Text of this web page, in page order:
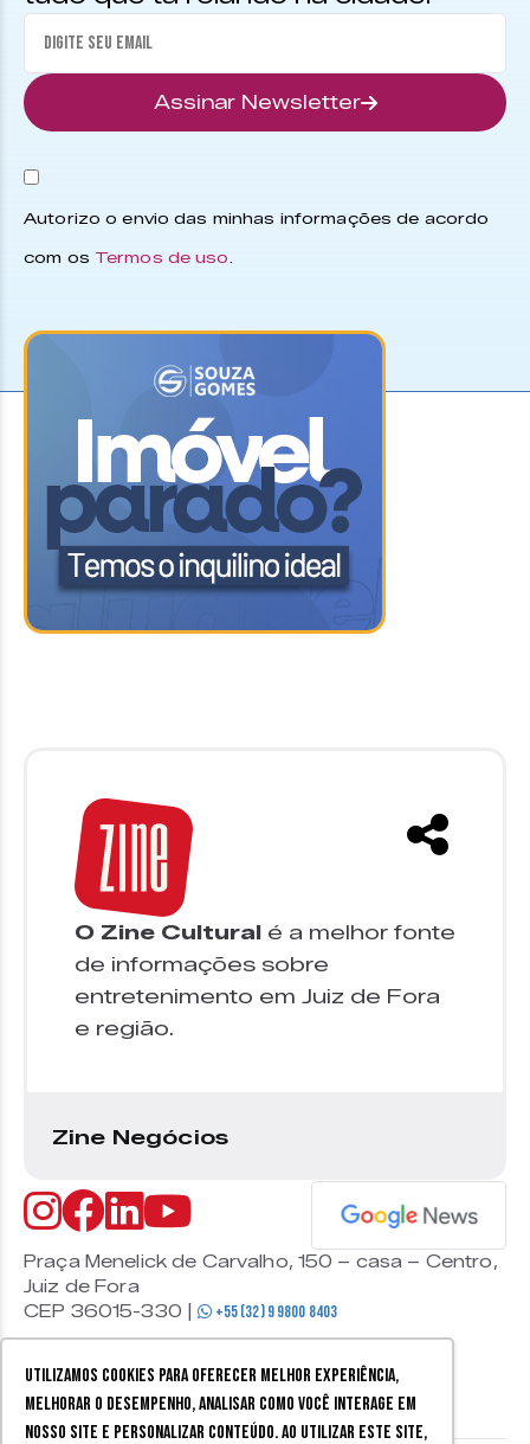
Utilizamos cookies para oferecer melhor experiência,
melhorar o desempenho, analisar como você interage em
nosso site e personalizar conteúdo. Ao utilizar este site,
Assinar Newsletter
Autorizo o envio das minhas informações de acordo
com os Termos de uso.
O Zine Cultural é a melhor fonte
de informações sobre
entretenimento em Juiz de Fora
e região.
Zine Negócios
Praça Menelick de Carvalho, 150 – casa – Centro,
Juiz de Fora
CEP 36015-330 |
+55 (32) 9 9800 8403